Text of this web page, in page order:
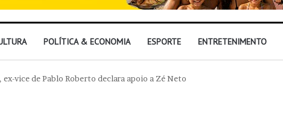
POLÍTICA & ECONOMIA ESPORTE ENTRETENIMENTO
vice de Pablo Roberto declara apoio a Zé Neto